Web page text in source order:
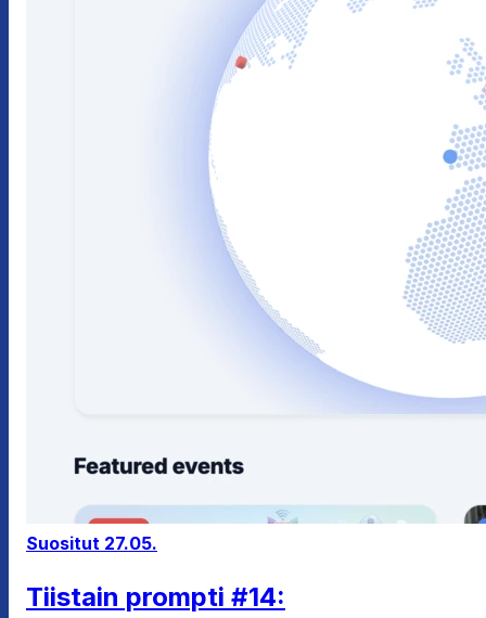
Suositut 27.05.
Tiistain prompti #14: